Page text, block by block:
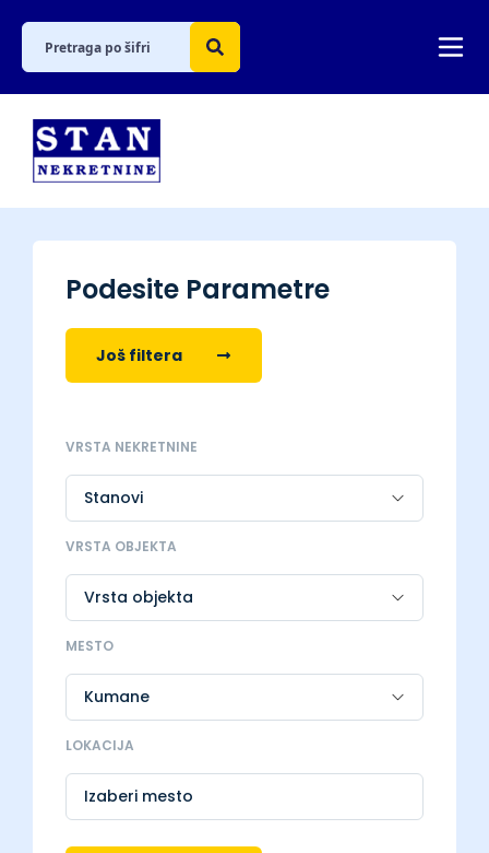
Podesite Parametre
Još filtera
VRSTA NEKRETNINE
VRSTA OBJEKTA
MESTO
LOKACIJA
Izaberi mesto